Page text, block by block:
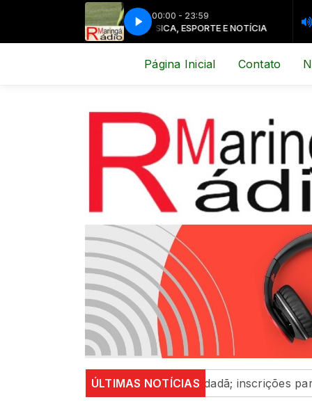
00:00 - 23:59
MÚSICA, ESPORTE E NOTÍCIA
Página Inicial Contato
ÚLTIMAS NOTÍCIAS
participação cidadã; inscrições para o